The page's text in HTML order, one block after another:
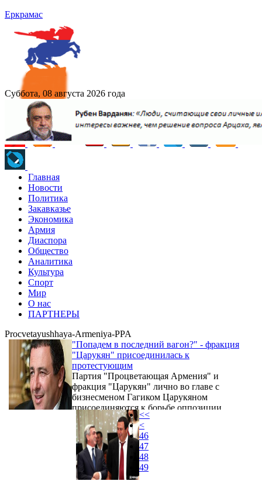
Еркрамас
Суббота, 08 августа 2026 года
Главная
Новости
Политика
Закавказье
Экономика
Армия
Диаспора
Общество
Аналитика
Культура
Спорт
Мир
О нас
ПАРТНЕРЫ
Procvetayushhaya-Armeniya-PPA
"Попадем в последний вагон?" - фракция
"Царукян" присоединилась к
протестующим
Партия "Процветающая Армения" и
фракция "Царукян" лично во главе с
бизнесменом Гагиком Царукяном
присоединяются к борьбе оппозиции
против премьерства Сержа Саргсяна.
Сообщение с таким содержанием
распространила пресс-служба партии в
понедельник.
<<
<
46
47
48
49